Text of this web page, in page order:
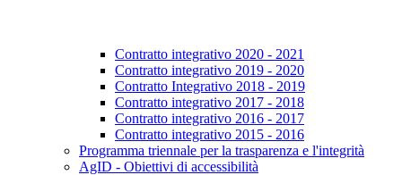
Contratto integrativo 2020 - 2021
Contratto integrativo 2019 - 2020
Contratto Integrativo 2018 - 2019
Contratto integrativo 2017 - 2018
Contratto integrativo 2016 - 2017
Contratto integrativo 2015 - 2016
Programma triennale per la trasparenza e l'integrità
AgID - Obiettivi di accessibilità